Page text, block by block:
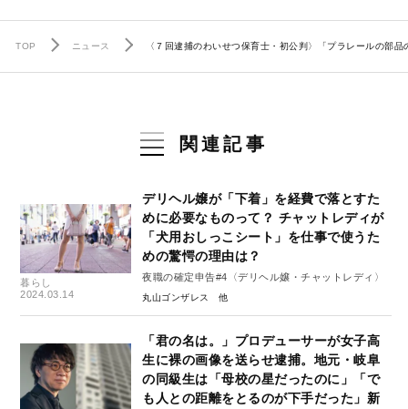
TOP ニュース 〈７回逮捕のわいせつ保育士・初公判〉「プラレールの部
関連記事
暮らし
2024.03.14
デリヘル嬢が「下着」を経費で落とすた
めに必要なものって？ チャットレディが
「犬用おしっこシート」を仕事で使うた
めの驚愕の理由は？
夜職の確定申告#4〈デリヘル嬢・チャットレディ〉
丸山ゴンザレス
「君の名は。」プロデューサーが女子高
生に裸の画像を送らせ逮捕。地元・岐阜
の同級生は「母校の星だったのに」「で
も人との距離をとるのが下手だった」新